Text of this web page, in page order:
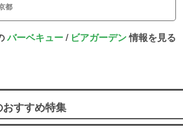
都
バーベキュー/ ビアガーデン情報を見る
すすめ特集